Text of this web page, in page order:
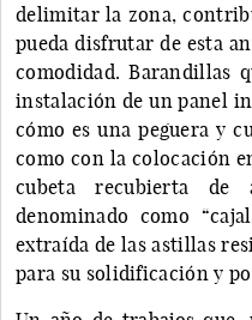
delimitar la zona,
pueda disfrutar de esta
comodidad. Barandillas
instalación de un panel
cómo es una peguera y
como con la colocación
cubeta recubierta de
denominado como
extraída de las astillas
para su solidificación y